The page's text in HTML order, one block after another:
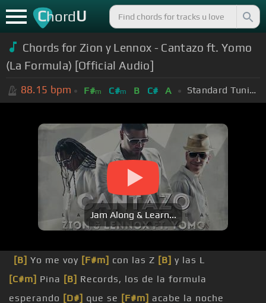
ChordU
Chords for Zion y Lennox - Cantazo ft. Yomo
(La Formula) [Official Audio]
88.15 bpm F#m C#m B C# A Standard Tuning (EADGBE)
Jam Along & Learn...
[B] Yo me voy [F#m] con las Z [B] y las L
[C#m] Pina [B] Records, los de la formula
esperando [D#] que se [F#m] acabe la noche